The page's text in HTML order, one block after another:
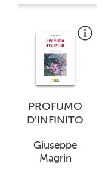
PROFUMO
D’INFINITO
Giuseppe
Magrin